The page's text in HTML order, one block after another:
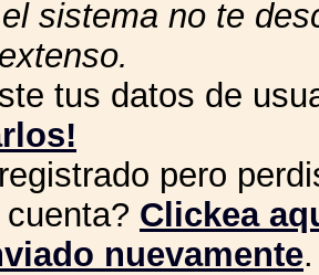
sistema no te
tus datos de
pero
Clickea
nuevamente.